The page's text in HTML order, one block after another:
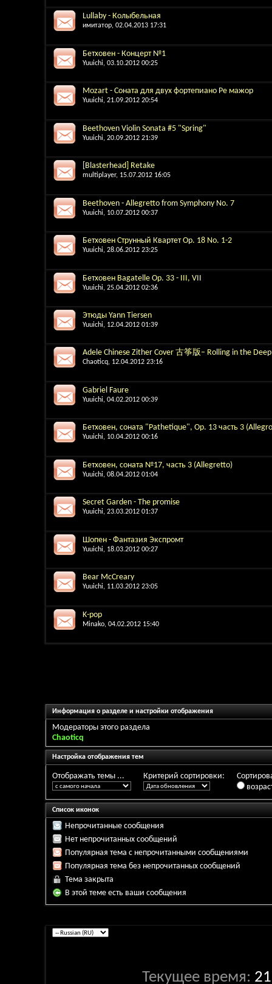
Lullaby - Колыбельная
имитатор, 02.04.2013 17:31
Бетховен - Концерт №1
Yuuichi, 03.10.2012 00:25
Mozart - Соната для двух фортепиано Ре мажор
Yuuichi, 21.09.2012 20:54
Beethoven Violin Sonata #5 "Spring"
Yuuichi, 20.09.2012 21:39
[Blasterhead] Retake
multiplayer, 15.07.2012 16:05
Beethoven - Allegretto from Symphony No. 7
Yuuichi, 10.07.2012 00:37
Бетховен Струнный Квартет Op. 18 No. 1-2
Yuuichi, 28.06.2012 23:25
Бетховен Bagatelle Op. 33 - III, VII
Yuuichi, 25.04.2012 02:36
Этюды Yann Tiersen
Yuuichi, 12.04.2012 01:39
Adele Chinese Zither Cover 古筝版– Rolling in the Deep
Chaoticq, 12.04.2012 23:16
Gabriel Faure
Yuuichi, 04.02.2012 00:39
Бетховен, соната "Pathetique", Op. 13 часть 3
Yuuichi, 10.04.2012 00:16
Бетховен, соната №17, часть 3 (Allegretto)
Yuuichi, 08.04.2012 01:04
Secret Garden - The promise
Yuuichi, 23.03.2012 01:37
Шопен - Фантазия Экспромт
Yuuichi, 18.03.2012 00:27
Bear McCreary
Yuuichi, 11.03.2012 23:05
K-pop
Minako, 04.02.2012 15:40
Информация о разделе и настройки отображения
Модераторы этого раздела
Chaoticq
Настройка отображения тем
Отображать темы ... Критерий сортировки:
Список иконок
Непрочитанные сообщения
Нет непрочитанных сообщений
Популярная тема с непрочитанными сообщениями
Популярная тема без непрочитанных сообщений
Тема закрыта
В этой теме есть ваши сообщения
Текущее время: